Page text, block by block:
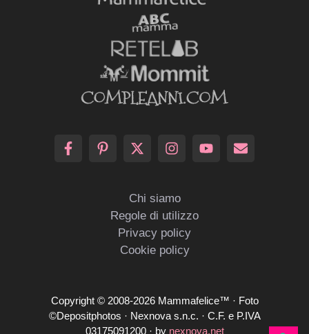
Chi siamo
Regole di utilizzo
Privacy policy
Cookie policy
Copyright © 2008-2026 Mammafelice™ · Foto
©Depositphotos · Nexnova s.n.c. · C.F. e P.IVA
03175091200 · by nexnova.net